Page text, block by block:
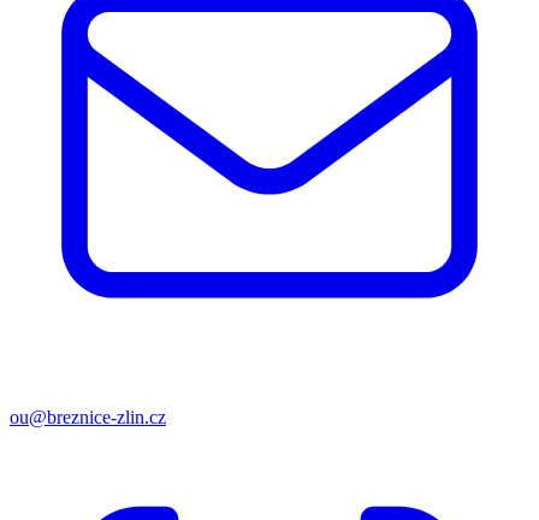
ou@breznice-zlin.cz